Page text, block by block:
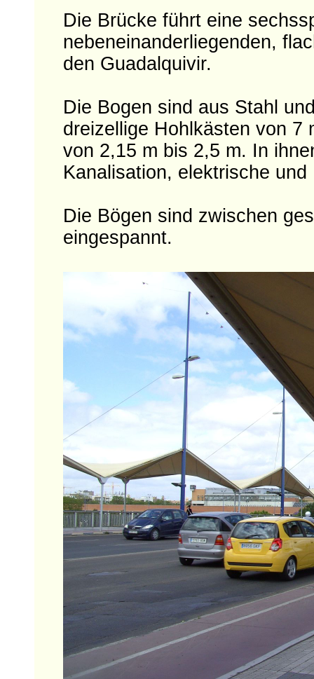
Die Brücke führt eine
nebeneinanderliegenden,
den Guadalquivir.
Die Bogen sind aus Stahl
dreizellige Hohlkästen von 7
von 2,15 m bis 2,5 m. In
Kanalisation, elektrische
Die Bögen sind zwischen
eingespannt.